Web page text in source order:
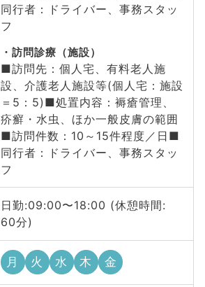
同行者：ドライバー、事務スタッ
フ
訪問診療（施設）
■訪問先：個人宅、有料老人施
設、介護老人施設等(個人宅：施設
＝5：5)■処置内容：褥瘡管理、
疥癬・水虫、ほか一般皮膚の範囲
■訪問件数：10～15件程度／日■
同行者：ドライバー、事務スタッ
フ
日勤:09:00〜18:00 (休憩時間:
60分)
月 火 水 木 金